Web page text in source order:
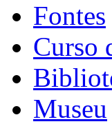
Fontes
Curso
Museu